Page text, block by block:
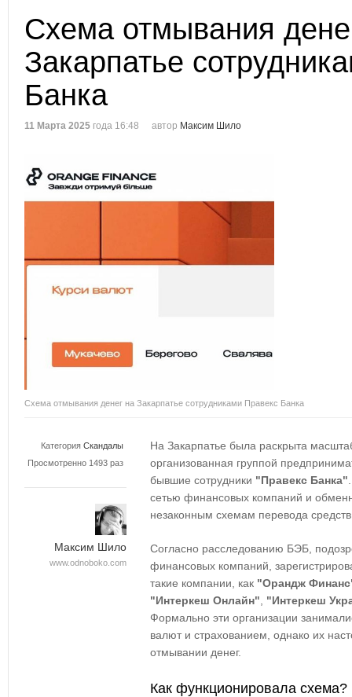
Схема отмывания
Закарпатье
Банка
11 Марта 2025 года 16:48 автор Максим Шило
Схема отмывания денег на Закарпатье сотрудниками Правекс Банка
Категория Скандалы
Просмотренно 1493 раз
Максим Шило
www.odnoboko.com
На Закарпатье была раскрыта
организованная группой
бывшие сотрудники "Правекс Банка"
сетью финансовых компаний и
незаконным схемам перевода
Согласно расследованию БЭБ,
финансовых компаний,
такие компании, как "Орандж
"Интеркеш Онлайн"
"Интеркеш
Формально эти организации
валют и страхованием, однако их
отмывании денег.
Как функционировала схема?